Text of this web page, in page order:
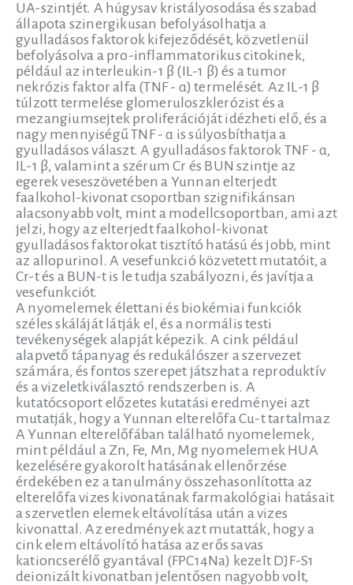
UA-szintjét. A húgysav kristályosodása és szabad
állapota szinergikusan befolyásolhatja a
gyulladásos faktorok kifejeződését, közvetlenül
befolyásolva a pro-inflammatorikus citokinek,
például az interleukin-1 β (IL-1 β) és a tumor
nekrózis faktor alfa (TNF - α) termelését. Az IL-1 β
túlzott termelése glomeruloszklerózist és a
mezangiumsejtek proliferációját idézheti elő, és a
nagy mennyiségű TNF - α is súlyosbíthatja a
gyulladásos választ. A gyulladásos faktorok TNF - α,
IL-1 β, valamint a szérum Cr és BUN szintje az
egerek veseszövetében a Yunnan elterjedt
faalkohol-kivonat csoportban szignifikánsan
alacsonyabb volt, mint a modellcsoportban, ami azt
jelzi, hogy az elterjedt faalkohol-kivonat
gyulladásos faktorokat tisztító hatású és jobb, mint
az allopurinol. A vesefunkció közvetett mutatóit, a
Cr-t és a BUN-t is le tudja szabályozni, és javítja a
vesefunkciót.
A nyomelemek élettani és biokémiai funkciók
széles skáláját látják el, és a normális testi
tevékenységek alapját képezik. A cink például
alapvető tápanyag és redukálószer a szervezet
számára, és fontos szerepet játszhat a reproduktív
és a vizeletkiválasztó rendszerben is. A
kutatócsoport előzetes kutatási eredményei azt
mutatják, hogy a Yunnan elterelőfa Cu-t tartalmaz
A Yunnan elterelőfában található nyomelemek,
mint például a Zn, Fe, Mn, Mg nyomelemek HUA
kezelésére gyakorolt hatásának ellenőrzése
érdekében ez a tanulmány összehasonlította az
elterelőfa vizes kivonatának farmakológiai hatásait
a szervetlen elemek eltávolítása után a vizes
kivonattal. Az eredmények azt mutatták, hogy a
cink elem eltávolító hatása az erős savas
kationcserélő gyantával (FPC14Na) kezelt DJF-S1
deionizált kivonatban jelentősen nagyobb volt,